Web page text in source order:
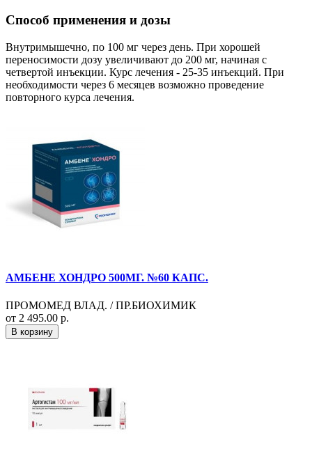
Способ применения и дозы
Внутримышечно, по 100 мг через день. При хорошей
переносимости дозу увеличивают до 200 мг, начиная с
четвертой инъекции. Курс лечения - 25-35 инъекций. При
необходимости через 6 месяцев возможно проведение
повторного курса лечения.
АМБЕНЕ ХОНДРО 500МГ. №60 КАПС.
ПРОМОМЕД ВЛАД. / ПР.БИОХИМИК
от 2 495.00 р.
В корзину